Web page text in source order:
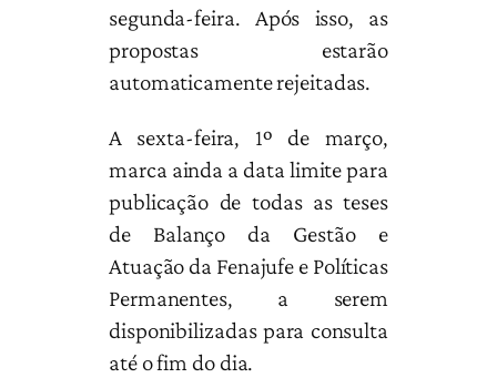
segunda-feira. Após isso, as
propostas estarão
automaticamente rejeitadas.
A sexta-feira, 1º de março,
marca ainda a data limite para
publicação de todas as teses
de Balanço da Gestão e
Atuação da Fenajufe e Políticas
Permanentes, a serem
disponibilizadas para consulta
até o fim do dia.